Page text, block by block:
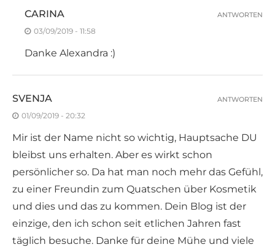
CARINA
03/09/2019 - 11:58
Danke Alexandra :)
ANTWORTEN
SVENJA
01/09/2019 - 20:32
Mir ist der Name nicht so wichtig, Hauptsache DU
bleibst uns erhalten. Aber es wirkt schon
persönlicher so. Da hat man noch mehr das Gefühl,
zu einer Freundin zum Quatschen über Kosmetik
und dies und das zu kommen. Dein Blog ist der
einzige, den ich schon seit etlichen Jahren fast
täglich besuche. Danke für deine Mühe und viele
ANTWORTEN